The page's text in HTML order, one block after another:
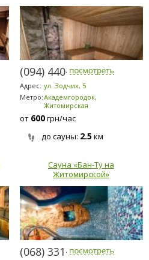
(094) 440-0225
Адрес: ул. Зодчих, 5
Метро:Академгородок,
Житомирская
от 600грн/час
до сауны: 2.5км
Сауна «Бан-Ту на
Житомирской»
(068) 331-4141